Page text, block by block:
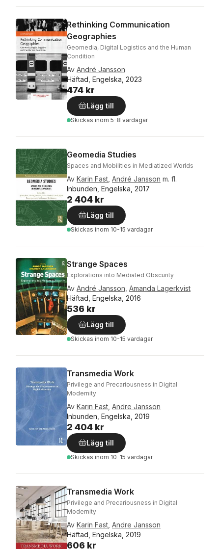
Rethinking Communication
Geographies
Geomedia, Digital Logistics and the Human
Condition
Av André Jansson
Häftad, Engelska, 2023
474 kr
Lägg till
Skickas inom 5-8 vardagar
Geomedia Studies
Spaces and Mobilities in Mediatized Worlds
Av Karin Fast André Jansson m. fl.
Inbunden, Engelska, 2017
2 404 kr
Lägg till
Skickas inom 10-15 vardagar
Strange Spaces
Explorations into Mediated Obscurity
Av André Jansson Amanda Lagerkvist
Häftad, Engelska, 2016
536 kr
Lägg till
Skickas inom 10-15 vardagar
Transmedia Work
Privilege and Precariousness in Digital
Modernity
Av Karin Fast Andre Jansson
Inbunden, Engelska, 2019
2 404 kr
Lägg till
Skickas inom 10-15 vardagar
Transmedia Work
Privilege and Precariousness in Digital
Modernity
Av Karin Fast Andre Jansson
Häftad, Engelska, 2019
606 kr